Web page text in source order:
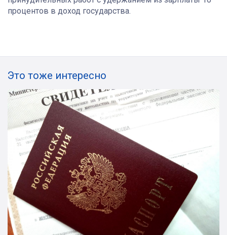
процентов в доход государства.
Это тоже интересно